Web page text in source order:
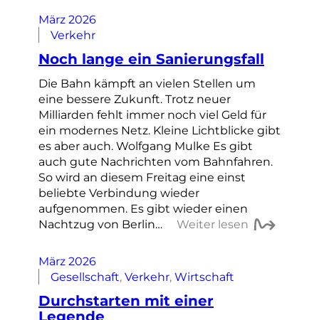
März 2026
Verkehr
Noch lange ein Sanierungsfall
Die Bahn kämpft an vielen Stellen um
eine bessere Zukunft. Trotz neuer
Milliarden fehlt immer noch viel Geld für
ein modernes Netz. Kleine Lichtblicke gibt
es aber auch. Wolfgang Mulke Es gibt
auch gute Nachrichten vom Bahnfahren.
So wird an diesem Freitag eine einst
beliebte Verbindung wieder
aufgenommen. Es gibt wieder einen
Nachtzug von Berlin…
Weiter lesen
März 2026
Gesellschaft, Verkehr, Wirtschaft
Durchstarten mit einer